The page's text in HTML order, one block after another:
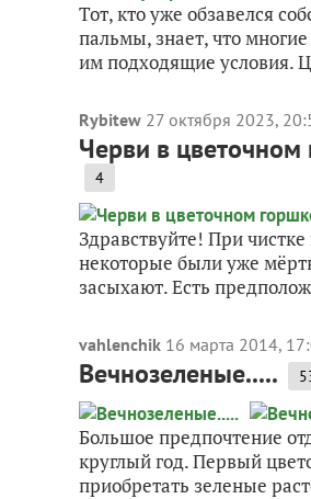
Тот, кто уже обзавелся
пальмы, знает, что
им подходящие условия.
Rybitew 27 октября 2023,
Черви в
4
Здравствуйте! При
некоторые были уже
засыхают. Есть
vahlenchik 16 марта 2014,
Вечнозеленые.....
Большое предпочтение
круглый год. Первый
приобретать зеленые